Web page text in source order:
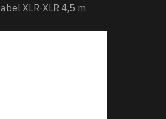
XLR-XLR 4,5 m